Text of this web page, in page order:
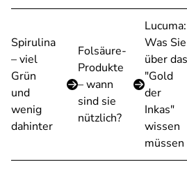
Spirulina
– viel
Grün
und
wenig
dahinter
Folsäure-
Produkte
– wann
sind sie
nützlich?
Lucuma:
Was Sie
über das
"Gold
der
Inkas"
wissen
müssen